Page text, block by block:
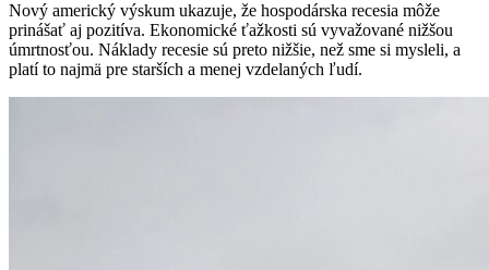
Nový americký výskum ukazuje, že hospodárska recesia môže
prinášať aj pozitíva. Ekonomické ťažkosti sú vyvažované nižšou
úmrtnosťou. Náklady recesie sú preto nižšie, než sme si mysleli, a
platí to najmä pre starších a menej vzdelaných ľudí.